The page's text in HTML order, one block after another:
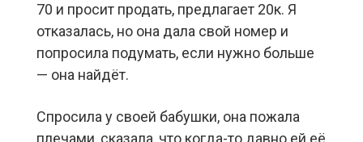
70 и просит продать, предлагает 20к. Я
отказалась, но она дала свой номер и
попросила подумать, если нужно больше
— она найдёт.
Спросила у своей бабушки, она пожала
плечами, сказала, что когда-то давно ей её